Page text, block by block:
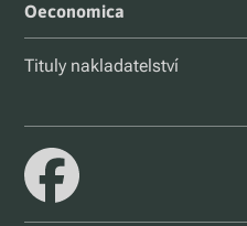
Oeconomica
Tituly nakladatelství